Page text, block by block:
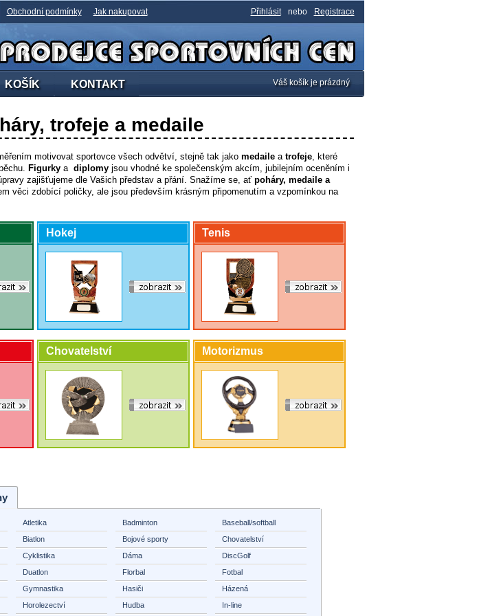
Obchodní podmínky Jak nakupovat Přihlásit nebo Registrace
KOŠÍK KONTAKT Váš košík je prázdný
trofeje a medaile
motivovat sportovce všech odvětví, stejně tak jako medailea trofeje, které
Figurkya diplomy jsou vhodné ke společenským akcím, jubilejním oceněním i
zajišťujeme dle Vašich představ a přání. Snažíme se, ať poháry, medaile a
věci zdobící poličky, ale jsou především krásným připomenutím a vzpomínkou na
Hokej Tenis
Chovatelství Motorizmus
Atletika
Biatlon
Cyklistika
Duatlon
Gymnastika
Horolezectví
Badminton
Bojové sporty
Dáma
Florbal
Hasiči
Hudba
Baseball/softball
Chovatelství
DiscGolf
Fotbal
Házená
In-line